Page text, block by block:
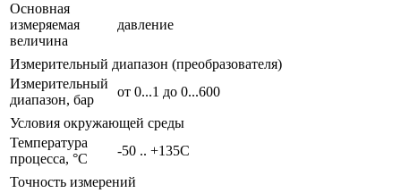
Основная
измеряемая
величина
давление
Измерительный диапазон (преобразователя)
Измерительный
диапазон, бар
от 0...1 до 0...600
Условия окружающей среды
Температура
процесса, °С
-50 .. +135C
Точность измерений